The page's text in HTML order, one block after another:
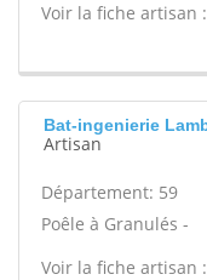
Voir la fiche artisan :
Bat-ingenierie
Artisan
Département: 59
Poêle à Granulés -
Voir la fiche artisan :